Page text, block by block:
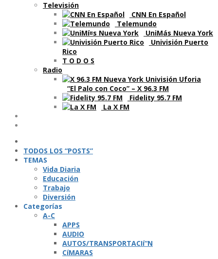
Televisión
CNN En Español
Telemundo
UniMás Nueva York
Univisión Puerto
Rico
T O D O S
Radio
“El Palo con Coco” – X 96.3 FM
Fidelity 95.7 FM
La X FM
TODOS LOS “POSTS”
TEMAS
Vida Diaria
Educación
Trabajo
Diversión
Categorí­as
A-C
APPS
AUDIO
AUTOS/TRANSPORTACIí“N
CíMARAS